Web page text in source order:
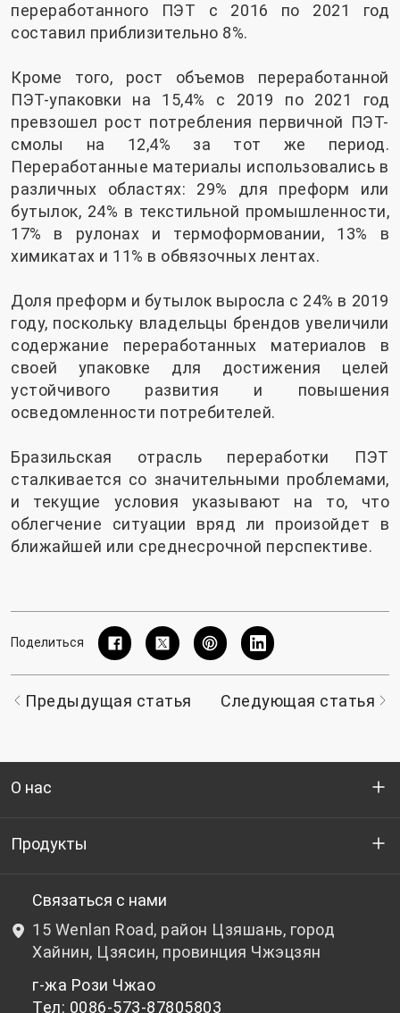
переработанного ПЭТ с 2016 по 2021 год
составил приблизительно 8%.
Кроме того, рост объемов переработанной
ПЭТ-упаковки на 15,4% с 2019 по 2021 год
превзошел рост потребления первичной ПЭТ-
смолы на 12,4% за тот же период.
Переработанные материалы использовались в
различных областях: 29% для преформ или
бутылок, 24% в текстильной промышленности,
17% в рулонах и термоформовании, 13% в
химикатах и ​​11% в обвязочных лентах.
Доля преформ и бутылок выросла с 24% в 2019
году, поскольку владельцы брендов увеличили
содержание переработанных материалов в
своей упаковке для достижения целей
устойчивого развития и повышения
осведомленности потребителей.
Бразильская отрасль переработки ПЭТ
сталкивается со значительными проблемами,
и текущие условия указывают на то, что
облегчение ситуации вряд ли произойдет в
ближайшей или среднесрочной перспективе.
Поделиться
Предыдущая статья Следующая статья
О нас
Кто мы
НИОКР
Новости и события
политика конфиденциальности
Продукты
Бутылочный ПЭТ-гранулят
Небутылочный ПЭТ-гранулят
Связаться с нами
15 Wenlan Road, район Цзяшань, город
Хайнин, Цзясин, провинция Чжэцзян
г-жа Рози Чжао
Тел: 0086-573-87805803